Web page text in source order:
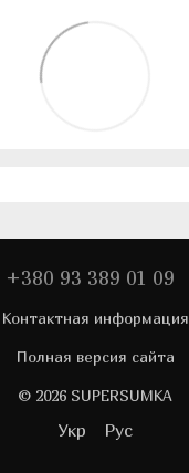
+380 93 389 01 09
Контактная информация
Полная версия сайта
© 2026 SUPERSUMKA
Укр Рус